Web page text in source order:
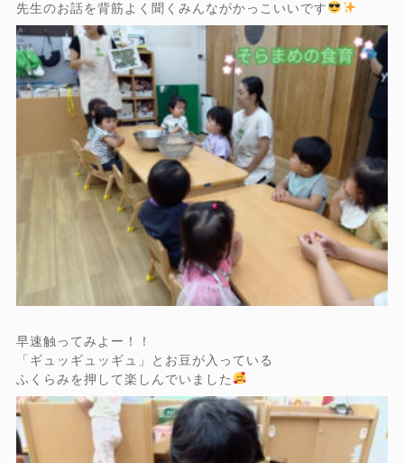
先生のお話を背筋よく聞くみんながかっこいいです
早速触ってみよー！！
「ギュッギュッギュ」とお豆が入っている
ふくらみを押して楽しんでいました